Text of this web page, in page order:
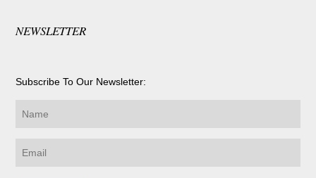
NEWSLETTER
Subscribe To Our Newsletter: